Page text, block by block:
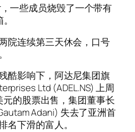
一些成员烧毁了一个带有
院连续第三天休会，口号
酷影响下，阿达尼集团旗
Ltd (ADEL.NS) 上周
元的股票出售，集团董事长
Adani) 失去了亚洲首
名下滑的富人。